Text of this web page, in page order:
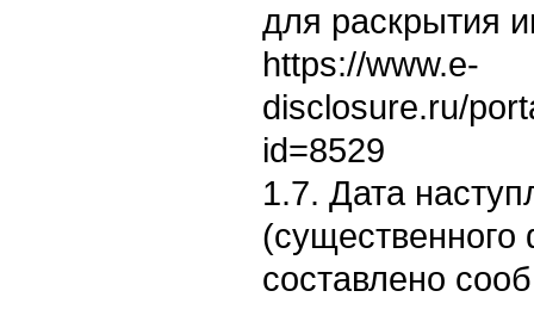
для раскрытия
https://www.e-
disclosure.ru/
id=8529
1.7. Дата
(существенного
составлено